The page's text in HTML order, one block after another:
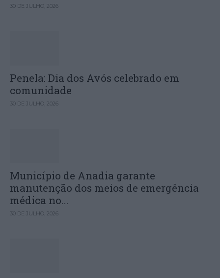
30 DE JULHO, 2026
Penela: Dia dos Avós celebrado em
comunidade
30 DE JULHO, 2026
Município de Anadia garante
manutenção dos meios de emergência
médica no...
30 DE JULHO, 2026